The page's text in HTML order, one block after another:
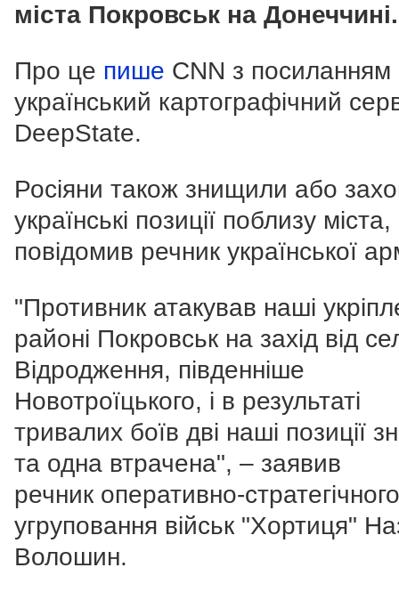
міста Покровськ на Донеччині.
Про це пише CNN з посиланням
український картографічний
DeepState.
Росіяни також знищили або
українські позиції поблизу міста,
повідомив речник української
"Противник атакував наші
районі Покровськ на захід від
Відродження, південніше
Новотроїцького, і в результаті
тривалих боїв дві наші позиції
та одна втрачена", – заявив
речник оперативно-стратегічного
угруповання військ "Хортиця"
Волошин.